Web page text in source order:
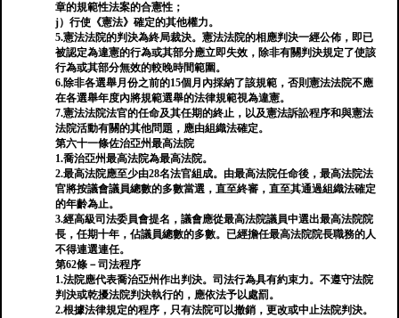
章的規範性法案的合憲性；
j）行使《憲法》確定的其他權力。
5.憲法法院的判決為終局裁決。憲法法院的相應判決一經公佈，即已
被認定為違憲的行為或其部分應立即失效，除非有關判決規定了使該
行為或其部分無效的較晚時間範圍。
6.除非各選舉月份之前的15個月內採納了該規範，否則憲法法院不應
在各選舉年度內將規範選舉的法律規範視為違憲。
7.憲法法院法官的任命及其任期的終止，以及憲法訴訟程序和與憲法
法院活動有關的其他問題，應由組織法確定。
第六十一條佐治亞州最高法院
1.喬治亞州最高法院為最高法院。
2.最高法院應至少由28名法官組成。由最高法院任命後，最高法院法
官將按議會議員總數的多數當選，直至終審，直至其通過組織法確定
的年齡為止。
3.經高級司法委員會提名，議會應從最高法院議員中選出最高法院院
長，任期十年，佔議員總數的多數。已經擔任最高法院院長職務的人
不得連選連任。
第62條－司法程序
1.法院應代表喬治亞州作出判決。司法行為具有約束力。不遵守法院
判決或乾擾法院判決執行的，應依法予以處罰。
2.根據法律規定的程序，只有法院可以撤銷，更改或中止法院判決。